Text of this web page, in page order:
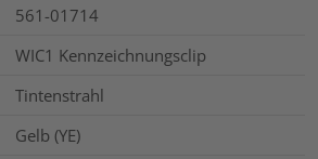
561-01714
WIC1 Kennzeichnungsclip
Tintenstrahl
Gelb (YE)